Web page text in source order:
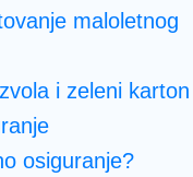
maloletnog
i zeleni karton
osiguranje?